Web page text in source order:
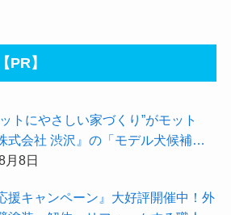
】
トにやさしい家づくり”がモット
式会社 渋沢』の「モデル犬候補」
れました★『テーマ別 住宅相談
月8日
援キャンペーン』大好評開催中！外